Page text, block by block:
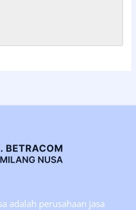
adalah perusahaan jasa